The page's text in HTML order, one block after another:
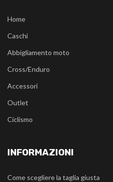
Home
Caschi
Abbigliamento moto
Cross/Enduro
Accessori
Outlet
Ciclismo
INFORMAZIONI
Come scegliere la taglia giusta